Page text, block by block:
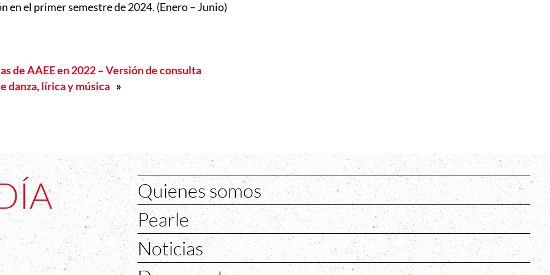
en el primer semestre de 2024. (Enero – Junio)
de AAEE en 2022 – Versión de consulta
danza, lírica y música »
Quienes somos
Pearle
Noticias